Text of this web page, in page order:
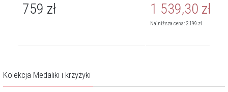
759 zł 1 539,30 zł
Najniższa cena:2 199zł
Kolekcja Medaliki i krzyżyki